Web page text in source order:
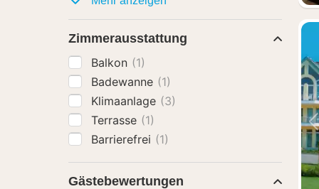
Zimmerausstattung
Balkon (1)
Badewanne (1)
Klimaanlage (3)
Terrasse (1)
Barrierefrei (1)
Gästebewertungen